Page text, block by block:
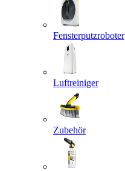
Fensterputzroboter
Luftreiniger
Zubehör